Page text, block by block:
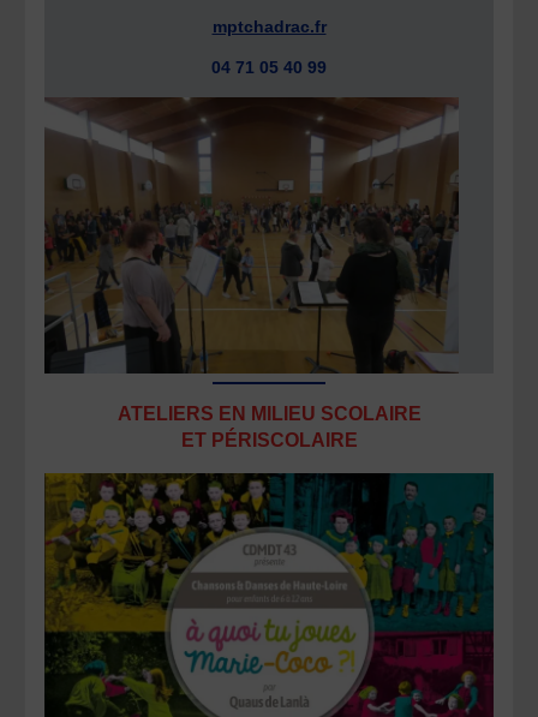
mptchadrac.fr
04 71 05 40 99
ATELIERS EN MILIEU SCOLAIRE
ET PÉRISCOLAIRE